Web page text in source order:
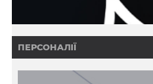
ПЕРСОНАЛІЇ